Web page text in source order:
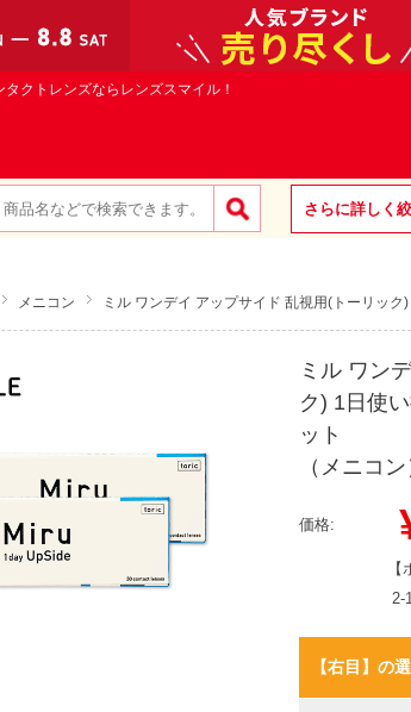
クトレンズならレンズスマイル！
さらに詳しく
メニコン ミル ワンデイ アップサイド 乱視用(トーリック
ミル ワン
ク) 1日使
ット
（メニコ
価格:
2-
【右目】の